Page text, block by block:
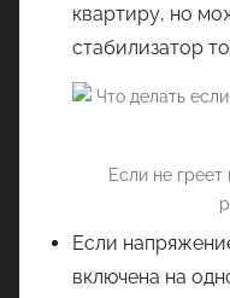
квартиру, но
стабилизатор
Если не греет
Если
включена на